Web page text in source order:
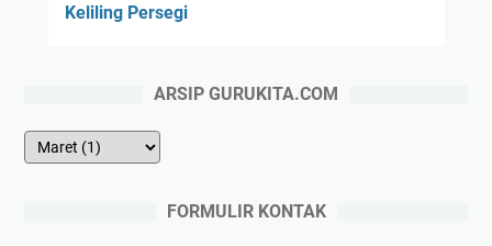
Keliling Persegi
ARSIP GURUKITA.COM
FORMULIR KONTAK